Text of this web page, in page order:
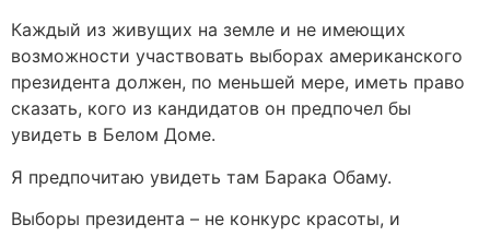
Каждый из живущих на земле и не имеющих
возможности участвовать выборах американского
президента должен, по меньшей мере, иметь право
сказать, кого из кандидатов он предпочел бы
увидеть в Белом Доме.
Я предпочитаю увидеть там Барака Обаму.
Выборы президента – не конкурс красоты, и